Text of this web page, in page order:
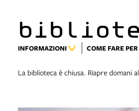
INFORMAZIONI COME FARE PER
La biblioteca è chiusa. Riapre domani